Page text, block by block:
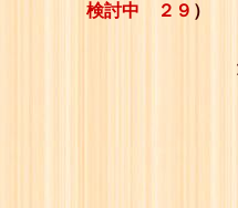
検討中 ２９ ）